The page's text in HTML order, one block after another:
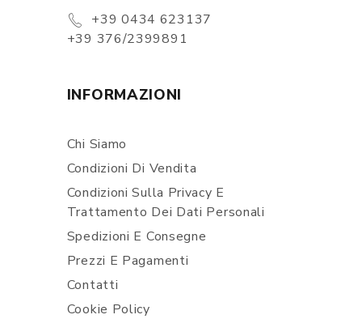
+39 0434 623137
+39 376/2399891
INFORMAZIONI
Chi Siamo
Condizioni Di Vendita
Condizioni Sulla Privacy E
Trattamento Dei Dati Personali
Spedizioni E Consegne
Prezzi E Pagamenti
Contatti
Cookie Policy